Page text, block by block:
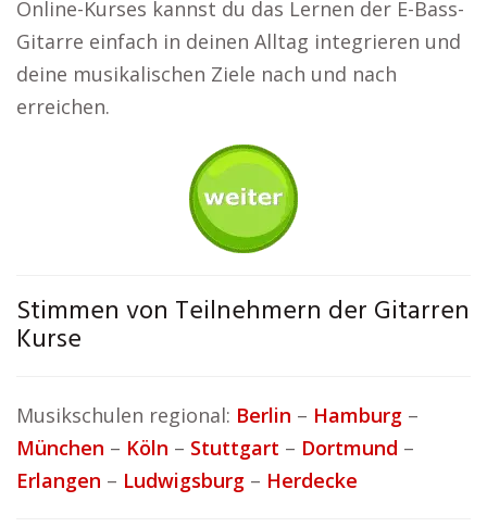
Online-Kurses kannst du das Lernen der E-Bass-
Gitarre einfach in deinen Alltag integrieren und
deine musikalischen Ziele nach und nach
erreichen.
Stimmen von Teilnehmern der Gitarren
Kurse
Musikschulen regional: Berlin – Hamburg –
München – Köln – Stuttgart – Dortmund –
Erlangen – Ludwigsburg – Herdecke